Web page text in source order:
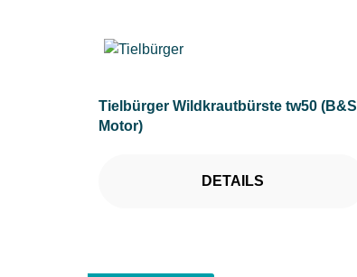
Tielbürger Wildkrautbürste tw50 (B&S
Motor)
DETAILS